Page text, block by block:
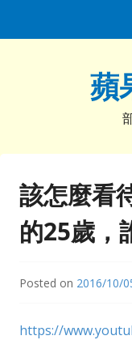
蘋
該怎麼看
的25歲，
Posted on 2016/10/
https://